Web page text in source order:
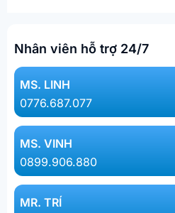
Nhân viên hỗ trợ 24/7
MS. LINH​
0776.687.077​
MS. VINH
0899.906.880
MR. TRÍ